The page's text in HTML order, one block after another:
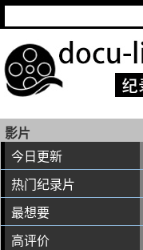
影片
今日更新
热门纪录片
最想要
高评价